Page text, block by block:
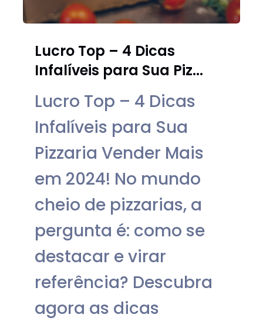
Lucro Top – 4 Dicas
Infalíveis para Sua Piz...
Lucro Top – 4 Dicas
Infalíveis para Sua
Pizzaria Vender Mais
em 2024! No mundo
cheio de pizzarias, a
pergunta é: como se
destacar e virar
referência? Descubra
agora as dicas